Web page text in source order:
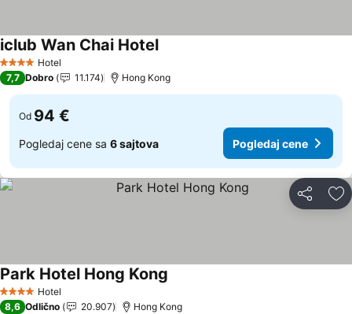
4 ZvezdiceHotel
iclub Wan Chai HotelPogledaj cene
7,7 Dobro 11.174 Hong Kong
Od 94 €
Pogledaj cene sa 6 sajtova Pogledaj cene
Deli
4 ZvezdiceHotel
Park Hotel Hong Kong
8,6 Odlično 20.907 Hong Kong